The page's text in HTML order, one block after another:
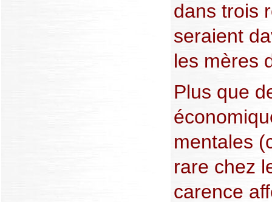
dans trois
seraient
les mères
Plus que
mentales
rare chez
carence